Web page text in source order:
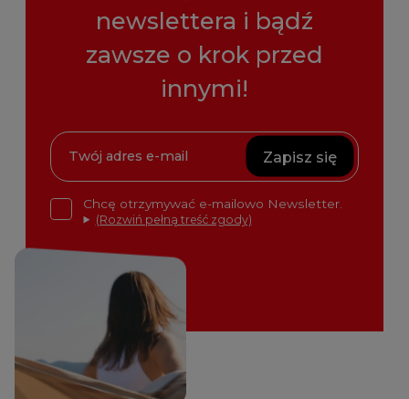
newslettera i bądź
zawsze o krok przed
innymi!
Zapisz się
Chcę otrzymywać e-mailowo Newsletter.
(Rozwiń pełną treść zgody)